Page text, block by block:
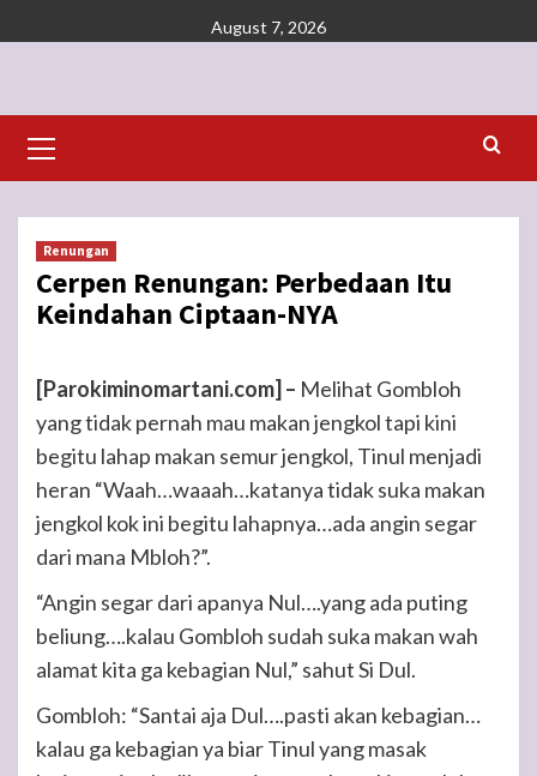
to
August 7, 2026
Menu
Renungan
Cerpen Renungan: Perbedaan Itu
Keindahan Ciptaan-NYA
[Parokiminomartani.com] – Melihat Gombloh
yang tidak pernah mau makan jengkol tapi kini
begitu lahap makan semur jengkol, Tinul menjadi
heran “Waah…waaah…katanya tidak suka makan
jengkol kok ini begitu lahapnya…ada angin segar
dari mana Mbloh?”.
“Angin segar dari apanya Nul….yang ada puting
beliung….kalau Gombloh sudah suka makan wah
alamat kita ga kebagian Nul,” sahut Si Dul.
Gombloh: “Santai aja Dul….pasti akan kebagian…
kalau ga kebagian ya biar Tinul yang masak